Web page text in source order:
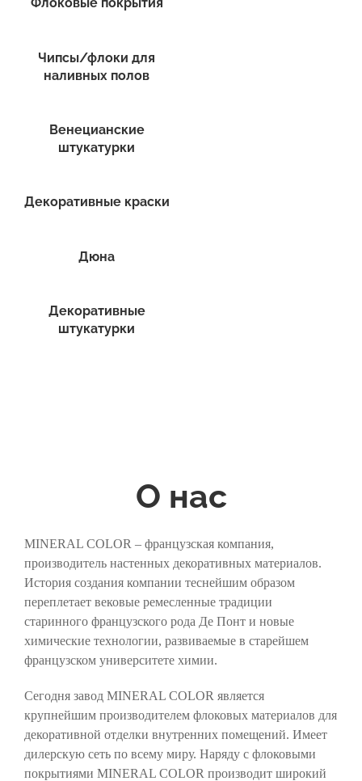
Чипсы/флоки для
наливных полов
Венецианские
штукатурки
Декоративные краски
Дюна
Декоративные
штукатурки
О нас
MINERAL COLOR – французская компания,
производитель настенных декоративных материалов.
История создания компании теснейшим образом
переплетает вековые ремесленные традиции
старинного французского рода Де Понт и новые
химические технологии, развиваемые в старейшем
французском университете химии.
Сегодня завод MINERAL COLOR является
крупнейшим производителем флоковых материалов для
декоративной отделки внутренних помещений. Имеет
дилерскую сеть по всему миру. Наряду с флоковыми
покрытиями MINERAL COLOR производит широкий